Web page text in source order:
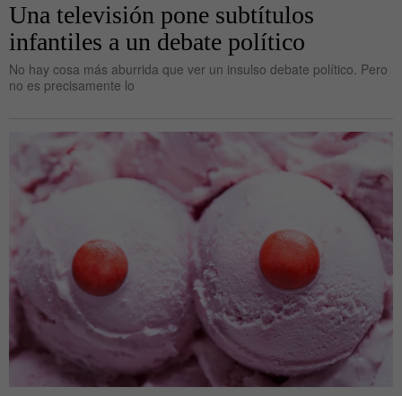
Una televisión pone subtítulos
infantiles a un debate político
No hay cosa más aburrida que ver un insulso debate político. Pero
no es precisamente lo